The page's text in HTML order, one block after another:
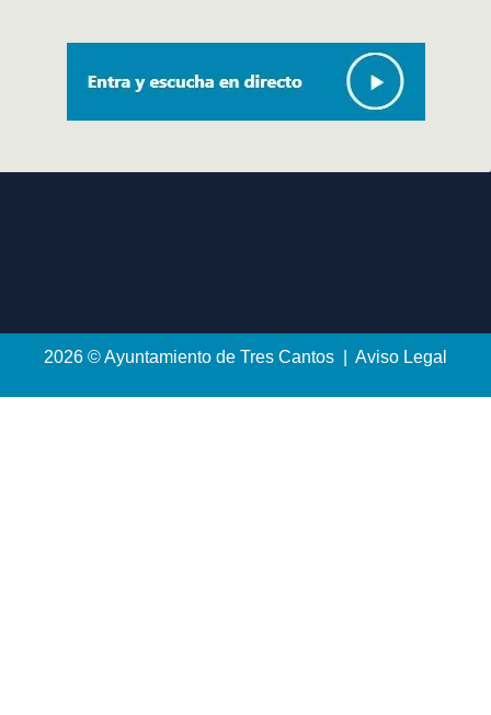
2026 © Ayuntamiento de Tres Cantos | Aviso Legal